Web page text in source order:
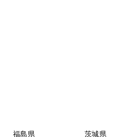
福島県 茨城県